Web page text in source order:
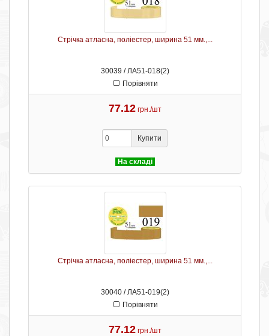
Стрічка атласна, поліестер, ширина 51 мм.,...
30039 / ЛА51-018(2)
Порівняти
77.12 грн./шт
Купити
На складі
Стрічка атласна, поліестер, ширина 51 мм.,...
30040 / ЛА51-019(2)
Порівняти
77.12 грн./шт